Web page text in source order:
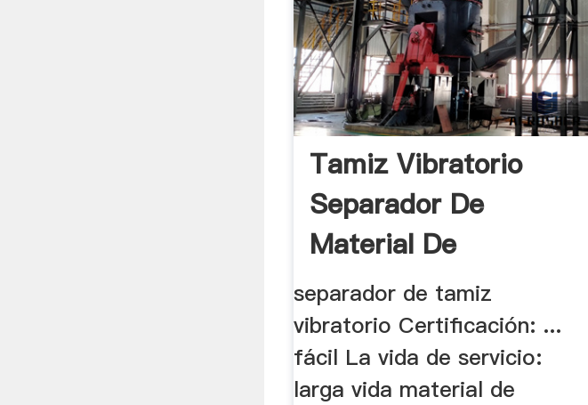
Tamiz Vibratorio
Separador De
Material De
separador de tamiz
vibratorio Certificación: ...
fácil La vida de servicio:
larga vida material de